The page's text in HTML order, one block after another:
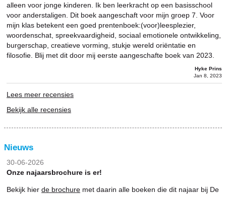
alleen voor jonge kinderen. Ik ben leerkracht op een basisschool
voor anderstaligen. Dit boek aangeschaft voor mijn groep 7. Voor
mijn klas betekent een goed prentenboek:(voor)leesplezier,
woordenschat, spreekvaardigheid, sociaal emotionele ontwikkeling,
burgerschap, creatieve vorming, stukje wereld oriëntatie en
filosofie. Blij met dit door mij eerste aangeschafte boek van 2023.
Hyke Prins
Jan 8, 2023
Lees meer recensies
Bekijk alle recensies
Nieuws
30-06-2026
Onze najaarsbrochure is er!
Bekijk hier de brochure met daarin alle boeken die dit najaar bij De